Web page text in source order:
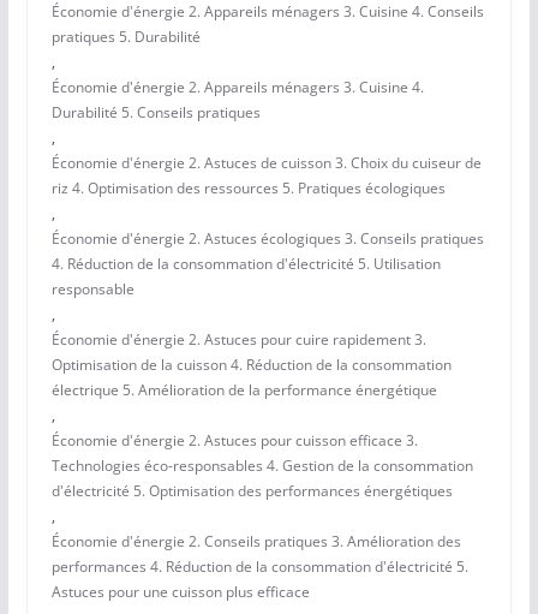
Économie d'énergie 2. Appareils ménagers 3. Cuisine 4. Conseils
pratiques 5. Durabilité
,
Économie d'énergie 2. Appareils ménagers 3. Cuisine 4.
Durabilité 5. Conseils pratiques
,
Économie d'énergie 2. Astuces de cuisson 3. Choix du cuiseur de
riz 4. Optimisation des ressources 5. Pratiques écologiques
,
Économie d'énergie 2. Astuces écologiques 3. Conseils pratiques
4. Réduction de la consommation d'électricité 5. Utilisation
responsable
,
Économie d'énergie 2. Astuces pour cuire rapidement 3.
Optimisation de la cuisson 4. Réduction de la consommation
électrique 5. Amélioration de la performance énergétique
,
Économie d'énergie 2. Astuces pour cuisson efficace 3.
Technologies éco-responsables 4. Gestion de la consommation
d'électricité 5. Optimisation des performances énergétiques
,
Économie d'énergie 2. Conseils pratiques 3. Amélioration des
performances 4. Réduction de la consommation d'électricité 5.
Astuces pour une cuisson plus efficace